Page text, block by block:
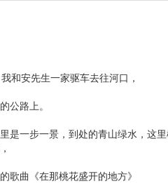
和安先生一家驱车去往河口，
公路上。
是一步一景，到处的青山绿水，这里
歌曲《在那桃花盛开的地方》